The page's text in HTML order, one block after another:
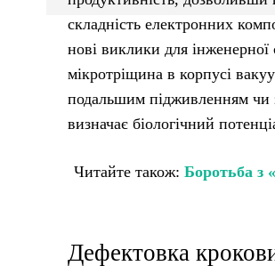
складність електронних
нові виклики для
мікротріщина в корпусі
подальшим підживленням чи
визначає біологічний
Читайте також: Боротьба з
Дефектовка